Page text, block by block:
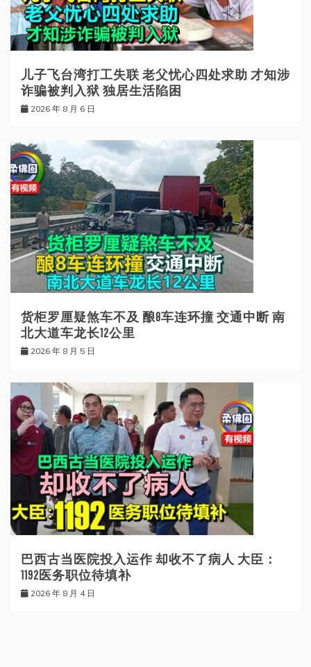
儿子飞台湾打工失联 老父忧心四处求助 才知涉
诈骗被判入狱 独居生活陷困
2026 年 8 月 6 日
货柜罗厘疑煞车不及 酿8车连环撞 交通中断 南
北大道车龙长12公里
2026 年 8 月 5 日
巴西古当医院投入运作 却收不了病人 大臣：
1192医务职位待填补
2026 年 8 月 4 日